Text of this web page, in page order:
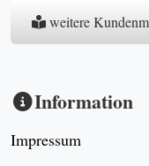
weitere
Information
Impressum